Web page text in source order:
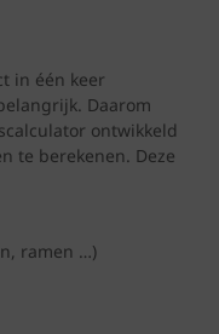
in één keer
Daarom
ontwikkeld
te berekenen. Deze
ramen …)